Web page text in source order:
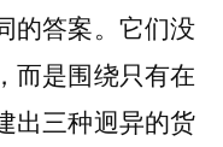
的答案。它们没
而是围绕只有在
出三种迥异的货